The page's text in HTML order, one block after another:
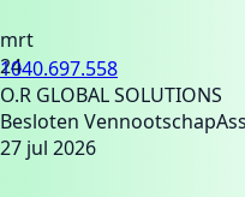
mrt
24
1040.697.558
O.R GLOBAL SOLUTIONS
Besloten Vennootschap
27 jul 2026